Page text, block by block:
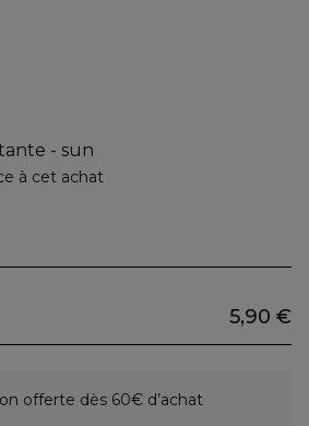
- sun
à cet achat
5,90 €
offerte dès 60€ d’achat